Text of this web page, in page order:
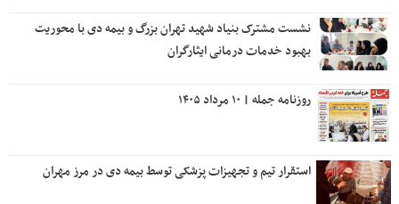
نشست مشترک بنیاد شهید تهران بزرگ و بیمه دی با محوریت
بهبود خدمات درمانی ایثارگران
روزنامه جمله | ۱۰ مرداد ۱۴۰۵
استقرار تیم و تجهیزات پزشکی توسط بیمه دی در مرز مهران